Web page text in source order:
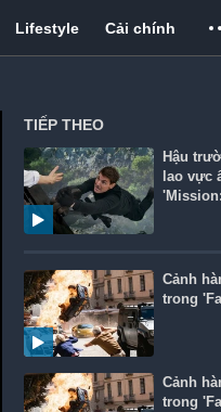
Lifestyle Cải chính
TIẾP THEO
Hậu
lao vực
Cảnh
trong
Cảnh
trong